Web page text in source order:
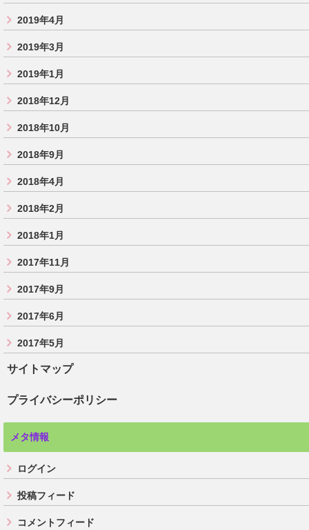
2019年4月
2019年3月
2019年1月
2018年12月
2018年10月
2018年9月
2018年4月
2018年2月
2018年1月
2017年11月
2017年9月
2017年6月
2017年5月
サイトマップ
プライバシーポリシー
メタ情報
ログイン
投稿フィード
コメントフィード